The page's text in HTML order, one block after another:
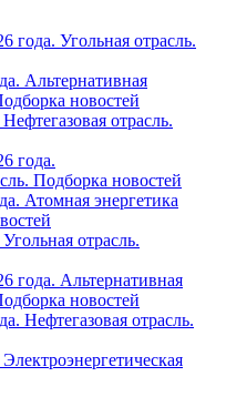
года. Угольная отрасль.
Альтернативная
новостей
отрасль.
года.
Подборка новостей
Атомная энергетика
отрасль.
года. Альтернативная
новостей
Нефтегазовая отрасль.